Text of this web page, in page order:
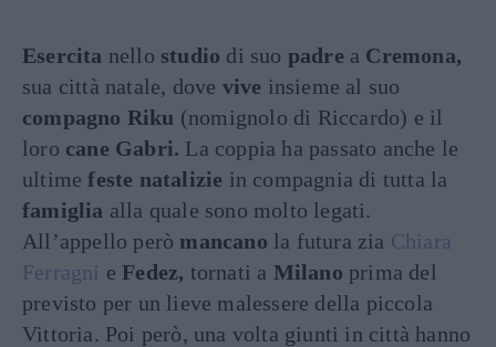
Esercita nello studio di suo padre a Cremona,
sua città natale, dove vive insieme al suo
compagno Riku (nomignolo di Riccardo) e il
loro cane Gabri. La coppia ha passato anche le
ultimefeste natalizie in compagnia di tutta la
famiglia alla quale sono molto legati.
All’appello però mancano la futura zia Chiara
Ferragni eFedez, tornati a Milano prima del
previsto per un lieve malessere della piccola
Vittoria. Poi però, una volta giunti in città hanno